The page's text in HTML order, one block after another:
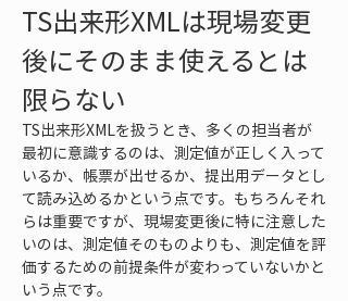
TS出来形XMLは現場変更
後にそのまま使えるとは
限らない
TS出来形XMLを扱うとき、多くの担当者が
最初に意識するのは、測定値が正しく入って
いるか、帳票が出せるか、提出用データとし
て読み込めるかという点です。もちろんそれ
らは重要ですが、現場変更後に特に注意した
いのは、測定値そのものよりも、測定値を評
価するための前提条件が変わっていないかと
いう点です。